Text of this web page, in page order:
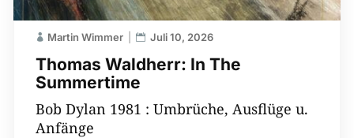
Thomas Waldherr: In The
Summertime
Martin Wimmer Juli 10, 2026
Bob Dylan 1981 : Umbrüche, Ausflüge u.
Anfänge